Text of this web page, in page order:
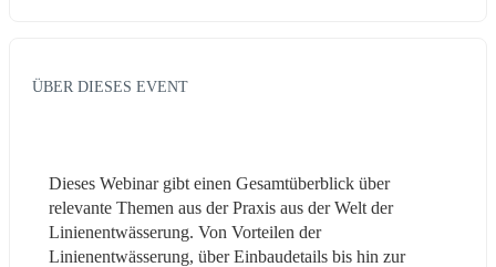
ÜBER DIESES EVENT
Dieses Webinar gibt einen Gesamtüberblick über
relevante Themen aus der Praxis aus der Welt der
Linienentwässerung. Von Vorteilen der
Linienentwässerung, über Einbaudetails bis hin zur